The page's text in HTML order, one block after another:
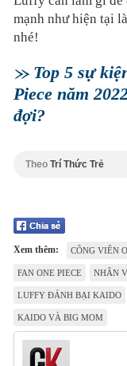
mạnh như hiện tại
nhé!
Top 5 sự
Piece năm
đợi?
Theo Trí Thức Trẻ
Xem thêm: CÔNG VIÊN
FAN ONE PIECE NHÂN
LUFFY ĐÁNH BẠI KAIDO
KAIDO VÀ BIG MOM